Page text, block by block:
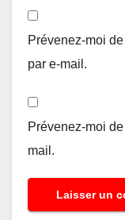
Prévenez-moi
par e-mail.
Prévenez-moi
mail.